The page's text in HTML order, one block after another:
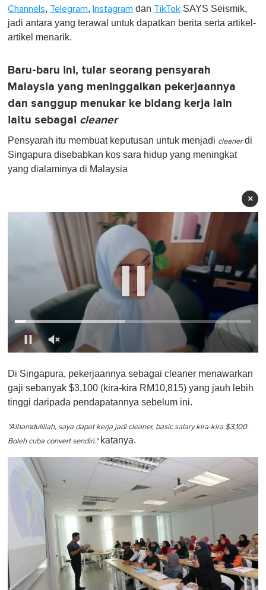
Channels, Telegram, Instagram dan TikTok SAYS Seismik,
jadi antara yang terawal untuk dapatkan berita serta artikel-
artikel menarik.
Baru-baru ini, tular seorang pensyarah
Malaysia yang meninggalkan pekerjaannya
dan sanggup menukar ke bidang kerja lain
iaitu sebagai cleaner
Pensyarah itu membuat keputusan untuk menjadi cleanerdi
Singapura disebabkan kos sara hidup yang meningkat
yang dialaminya di Malaysia
×
f
1
m
i
u
e
Di Singapura, pekerjaannya sebagai cleaner menawarkan
gaji sebanyak $3,100 (kira-kira RM10,815) yang jauh lebih
tinggi daripada pendapatannya sebelum ini.
"Alhamdulillah, saya dapat kerja jadi cleaner, basic salary kira-kira $3,100.
Boleh cuba convert sendiri."katanya.